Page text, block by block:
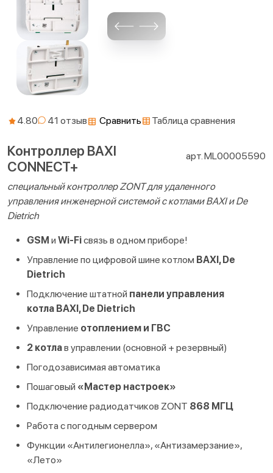
4.80 Сравнить Таблица сравнения
Контроллер BAXI
CONNECT+
арт. ML00005590
специальный контроллер ZONT для удаленного
управления инженерной системой с котлами BAXI и De
Dietrich
GSM и Wi-Fiсвязь в одном приборе!
Управление по цифровой шине котлом BAXI, De
Dietrich
Подключение штатной панели управления
котла BAXI, De Dietrich
Управление отоплением и ГВС
2 котлав управлении (основной + резервный)
Погодозависимая автоматика
Пошаговый «Мастер настроек»
Подключение радиодатчиков ZONT 868 МГЦ
Работа с погодным сервером
Функции «Антилегионелла», «Антизамерзание»,
«Лето»